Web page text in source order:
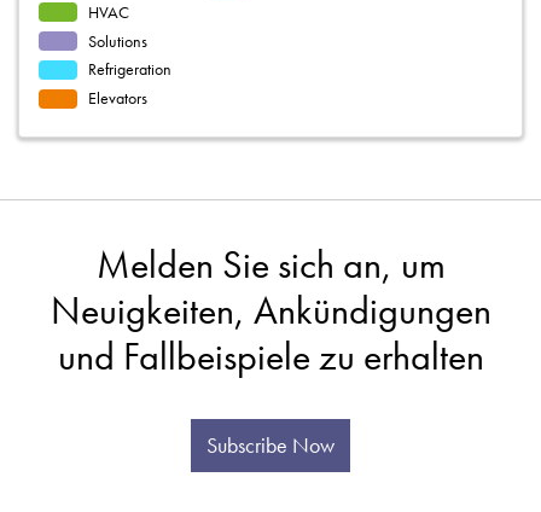
HVAC
Solutions
Refrigeration
Elevators
Melden Sie sich an, um
Neuigkeiten, Ankündigungen
und Fallbeispiele zu erhalten
Subscribe Now